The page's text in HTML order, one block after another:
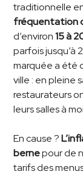
traditionnelle
fréquentation
d’environ15 à
parfois jusqu’à
marquée a été
ville : en pleine
restaurateurs
leurs salles à
En cause ?
bernepour de
tarifs des